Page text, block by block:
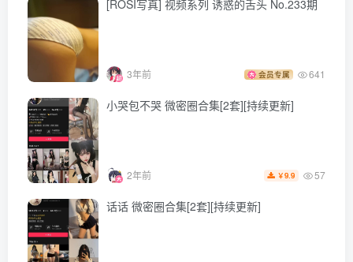
[ROSI写真]口罩系列 2026.01.28 NO.3517 [116P288MB]
[ROSI写真]口罩系列 2026.01.27 NO.3516 [108P242MB]
[ROSI写真]口罩系列 2026.01.26 NO.3515 [110P259MB]
[ROSI写真]口罩系列 2026.01.25 NO.3514 [125P265MB]
[ROSI写真]口罩系列 2026.01.24 NO.3513 [137P304MB]
[ROSI写真]口罩系列 2026.01.23 NO.3512 [95P243MB]
[ROSI写真]口罩系列 2026.01.22 NO.3511 [90P268MB]
[ROSI写真]口罩系列 2026.01.21 NO.3510 [83P203MB]
[ROSI写真]口罩系列 2026.01.20 NO.3509 [120P263MB]
[ROSI写真]口罩系列 2026.01.19 NO.3508 [133P305MB]
[ROSI写真] 视频系列 诱惑的舌头 No.233期
3年前 会员专属 641
小哭包不哭 微密圈合集[2套][持续更新]
2年前 ￥9.9 57
话话 微密圈合集[2套][持续更新]